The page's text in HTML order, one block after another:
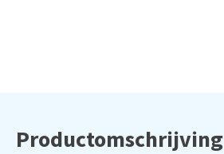
Productomschrijving